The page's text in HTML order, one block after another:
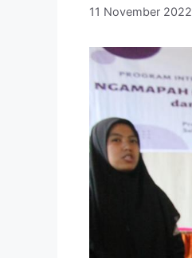
11 November 2022